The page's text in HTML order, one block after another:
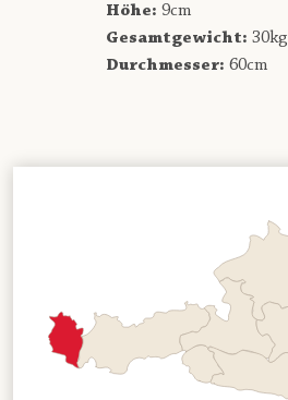
Höhe: 9cm
Gesamtgewicht: 30kg
Durchmesser: 60cm